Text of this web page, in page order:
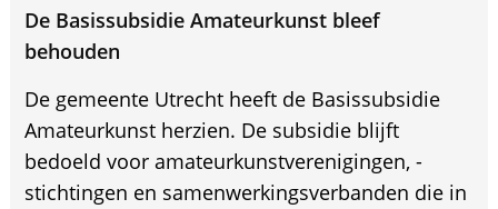
De Basissubsidie Amateurkunst bleef
behouden
De gemeente Utrecht heeft de Basissubsidie
Amateurkunst herzien. De subsidie blijft
bedoeld voor amateurkunstverenigingen, -
stichtingen en samenwerkingsverbanden die in